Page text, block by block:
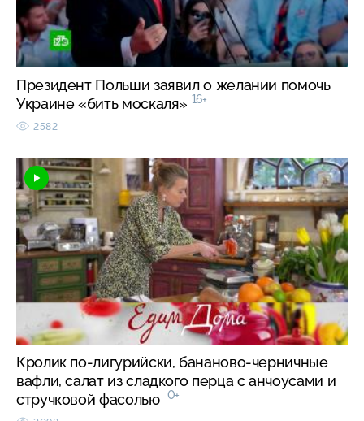
Президент Польши заявил о желании помочь
Украине «бить москаля» 16+
2582
Кролик по-лигурийски, бананово-черничные
вафли, салат из сладкого перца с анчоусами и
стручковой фасолью 0+